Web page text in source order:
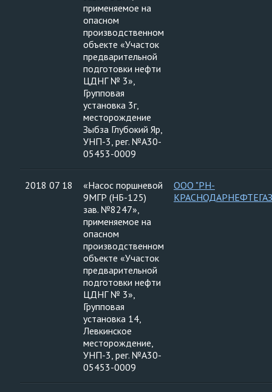
применяемое на
опасном
производственном
объекте «Участок
предварительной
подготовки нефти
ЦДНГ № 3»,
Групповая
установка 3г,
месторождение
Зыбза Глубокий Яр,
УНП-3, рег. №А30-
05453-0009
2018 07 18
«Насос поршневой
9МГР (НБ-125)
зав. №8247»,
применяемое на
опасном
производственном
объекте «Участок
предварительной
подготовки нефти
ЦДНГ № 3»,
Групповая
установка 14,
Левкинское
месторождение,
УНП-3, рег. №А30-
05453-0009
ООО "РН-